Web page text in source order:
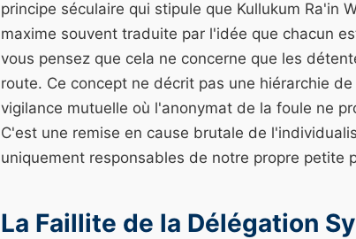
principe séculaire qui stipule que Kullukum Ra'in
maxime souvent traduite par l'idée que chacun
vous pensez que cela ne concerne que les
route. Ce concept ne décrit pas une hiérarchie
vigilance mutuelle où l'anonymat de la foule ne
C'est une remise en cause brutale de
uniquement responsables de notre propre petite
La Faillite de la Délégation